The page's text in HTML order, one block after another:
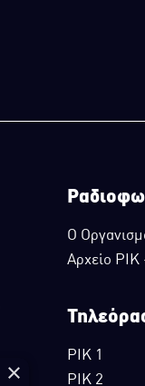
Ο
Αρχείο
ΡΙΚ 1
ΡΙΚ 2
×